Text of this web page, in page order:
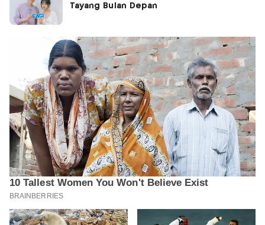
Tayang Bulan Depan